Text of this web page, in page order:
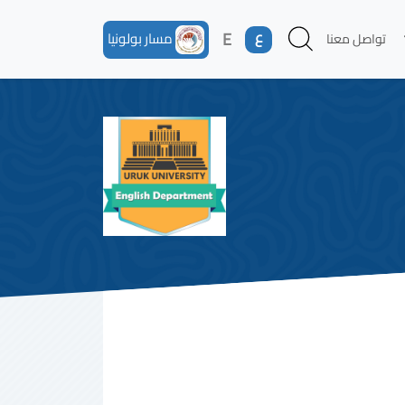
تواصل معنا ع E مسار بولونيا